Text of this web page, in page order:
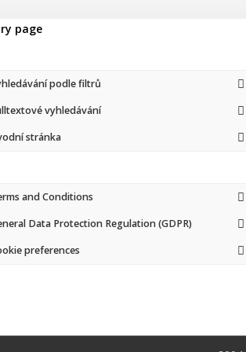
podle filtrů
vyhledávání
stránka
and Conditions
Data Protection Regulation (GDPR)
preferences